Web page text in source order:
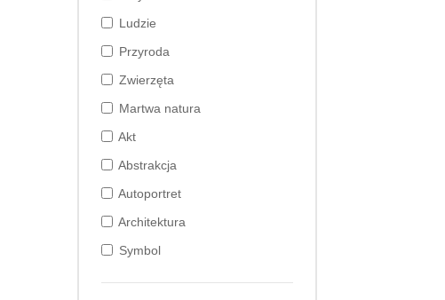
Ludzie
Przyroda
Zwierzęta
Martwa natura
Akt
Abstrakcja
Autoportret
Architektura
Symbol